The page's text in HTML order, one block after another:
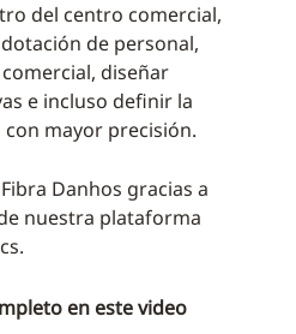
del centro comercial,
de personal,
diseñar
e incluso definir la
mayor precisión.
Danhos gracias a
nuestra plataforma
en este video